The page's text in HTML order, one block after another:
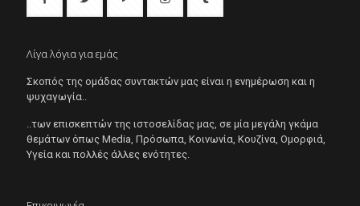
Λίγα λόγια για εμάς
Σκοπός της ομάδας συντακτών μας είναι η ενημέρωση και η
ψυχαγωγία..
..των επισκεπτών της ιστοσελίδας μας, σε μία μεγάλη γκάμα
θεμάτων όπως Μedia, Πρόσωπα, Κοινωνία, Κουζίνα, Ομορφιά,
Υγεία και πολλές άλλες ενότητες.